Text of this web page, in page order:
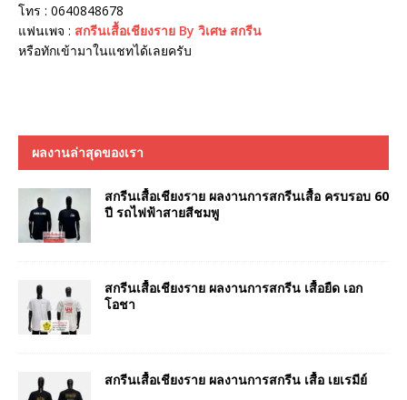
โทร : 0640848678
แฟนเพจ : สกรีนเสื้อเชียงราย By วิเศษ สกรีน
หรือทักเข้ามาในแชทได้เลยครับ
ผลงานล่าสุดของเรา
สกรีนเสื้อเชียงราย ผลงานการสกรีนเสื้อ ครบรอบ 60
ปี รถไฟฟ้าสายสีชมพู
สกรีนเสื้อเชียงราย ผลงานการสกรีน เสื้อยืด เอก
โอชา
สกรีนเสื้อเชียงราย ผลงานการสกรีน เสื้อ เยเรมีย์